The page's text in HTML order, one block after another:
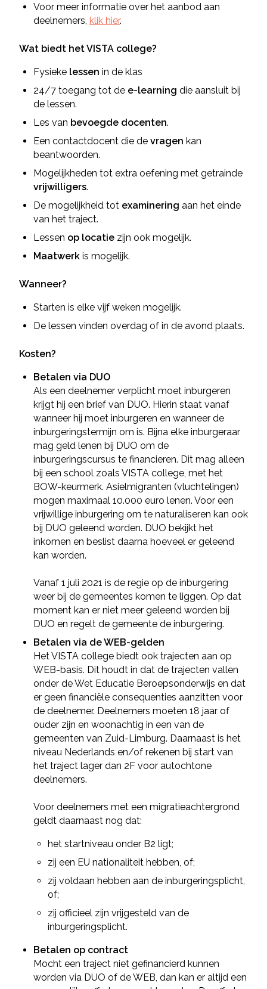
Voor meer informatie over het aanbod aan
deelnemers, klik hier.
Wat biedt het VISTA college?
Fysieke lessen in de klas
24/7 toegang tot de e-learning die aansluit bij
de lessen.
Les van bevoegde docenten.
Een contactdocent die de vragen kan
beantwoorden.
Mogelijkheden tot extra oefening met getrainde
vrijwilligers.
De mogelijkheid tot examinering aan het einde
van het traject.
Lessen op locatie zijn ook mogelijk.
Maatwerk is mogelijk.
Wanneer?
Starten is elke vijf weken mogelijk.
De lessen vinden overdag of in de avond plaats.
Kosten?
Betalen via DUO
Als een deelnemer verplicht moet inburgeren
krijgt hij een brief van DUO. Hierin staat vanaf
wanneer hij moet inburgeren en wanneer de
inburgeringstermijn om is. Bijna elke inburgeraar
mag geld lenen bij DUO om de
inburgeringscursus te financieren. Dit mag alleen
bij een school zoals VISTA college, met het
BOW-keurmerk. Asielmigranten (vluchtelingen)
mogen maximaal 10.000 euro lenen. Voor een
vrijwillige inburgering om te naturaliseren kan ook
bij DUO geleend worden. DUO bekijkt het
inkomen en beslist daarna hoeveel er geleend
kan worden.
Vanaf 1 juli 2021 is de regie op de inburgering
weer bij de gemeentes komen te liggen. Op dat
moment kan er niet meer geleend worden bij
DUO en regelt de gemeente de inburgering.
Betalen via de WEB-gelden
Het VISTA college biedt ook trajecten aan op
WEB-basis. Dit houdt in dat de trajecten vallen
onder de Wet Educatie Beroepsonderwijs en dat
er geen financiële consequenties aanzitten voor
de deelnemer. Deelnemers moeten 18 jaar of
ouder zijn en woonachtig in een van de
gemeenten van Zuid-Limburg. Daarnaast is het
niveau Nederlands en/of rekenen bij start van
het traject lager dan 2F voor autochtone
deelnemers.
Voor deelnemers met een migratieachtergrond
geldt daarnaast nog dat:
het startniveau onder B2 ligt;
zij een EU nationaliteit hebben, of;
zij voldaan hebben aan de inburgeringsplicht,
of;
zij officieel zijn vrijgesteld van de
inburgeringsplicht.
Betalen op contract
Mocht een traject niet gefinancierd kunnen
worden via DUO of de WEB, dan kan er altijd een